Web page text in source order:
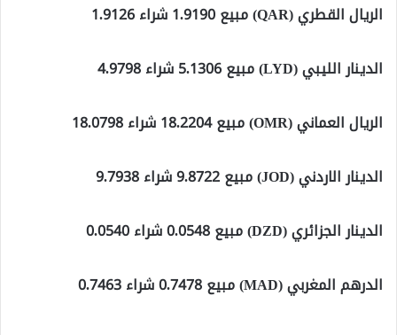
الريال القطري (QAR) مبيع 1.9190 شراء 1.9126
الدينار الليبي (LYD) مبيع 5.1306 شراء 4.9798
الريال العماني (OMR) مبيع 18.2204 شراء 18.0798
الدينار الاردني (JOD) مبيع 9.8722 شراء 9.7938
الدينار الجزائري (DZD) مبيع 0.0548 شراء 0.0540
الدرهم المغربي (MAD) مبيع 0.7478 شراء 0.7463